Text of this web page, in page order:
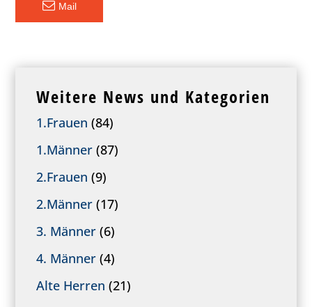
Mail
Weitere News und Kategorien
1.Frauen (84)
1.Männer (87)
2.Frauen (9)
2.Männer (17)
3. Männer (6)
4. Männer (4)
Alte Herren (21)